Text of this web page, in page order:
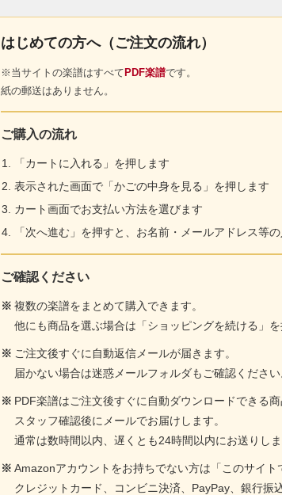
はじめての方へ（ご注文の流れ）
※当サイトの楽譜はすべてPDF楽譜です。
紙の郵送はありません。
ご購入の流れ
「カートに入れる」を押します
表示された画面で「かごの中身を見る」を押します
カート画面でお支払い方法を選びます
「次へ進む」を押すと、お名前・メールアドレス等
ご確認ください
※ 複数の楽譜をまとめて購入できます。
他にも商品を選ぶ場合は「ショッピングを続ける」
※ ご注文後すぐに自動返信メールが届きます。
届かない場合は迷惑メールフォルダもご確認くださ
※ PDF楽譜はご注文後すぐに自動ダウンロードできる
スタッフ確認後にメールでお届けします。
通常は数時間以内、遅くとも24時間以内にお送りし
※ Amazonアカウントをお持ちでない方は「このサイ
クレジットカード、コンビニ決済、PayPay、銀行振